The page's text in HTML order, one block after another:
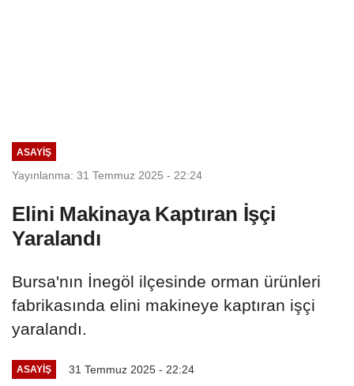
ASAYIŞ
Yayınlanma: 31 Temmuz 2025 - 22:24
Elini Makinaya Kaptıran İşçi
Yaralandı
Bursa'nın İnegöl ilçesinde orman ürünleri
fabrikasında elini makineye kaptıran işçi
yaralandı.
ASAYIŞ 31 Temmuz 2025 - 22:24